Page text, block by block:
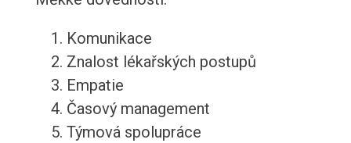
Komunikace
Znalost lékařských postupů
Empatie
Časový management
Týmová spolupráce